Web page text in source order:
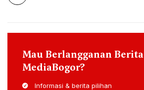
Mau Berlangganan Berita
MediaBogor?
Informasi & berita pilihan